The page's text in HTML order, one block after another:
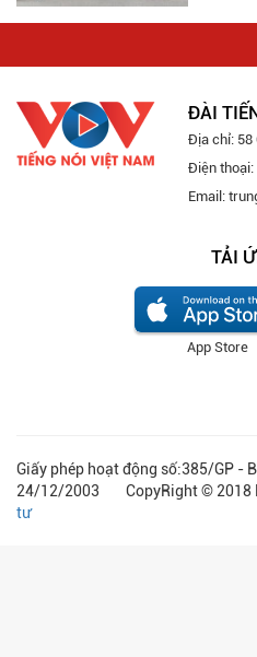
ĐÀI
Địa chỉ: 58
Điện
Email:
TẢI
App Store
Giấy phép hoạt động số:385/GP -
24/12/2003 CopyRight © 2018
tư